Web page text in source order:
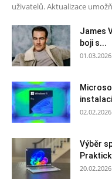
uživatelů. Aktualizace
James
boji s...
01.03.2026
02.02.2026
Výběr
20.02.2026